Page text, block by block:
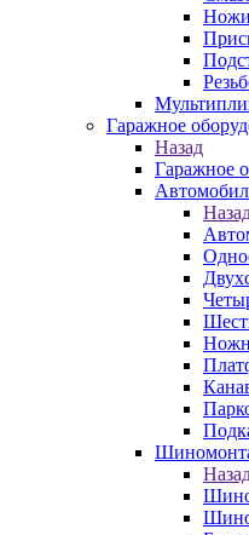
Ножи
Гаражное
Назад
Гаражное